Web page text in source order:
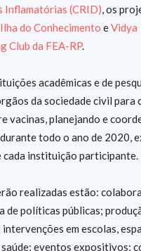
Inflamatórias (CRID), os
Ilha do Conhecimento eVidya
Club da FEA-RP.
acadêmicas e de
da sociedade civil para
vacinas, planejando e
todo o ano de 2020,
cada instituição participante.
realizadas estão:
de políticas públicas;
em escolas,
eventos expositivos;